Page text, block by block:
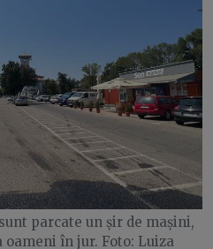
parcate un șir de mașini,
oameni în jur. Foto: Luiza